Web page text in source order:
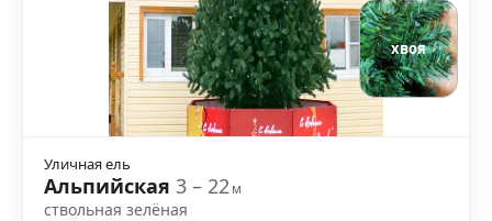
хвоя
Уличная ель
Альпийская 3 – 22м
ствольная зелёная